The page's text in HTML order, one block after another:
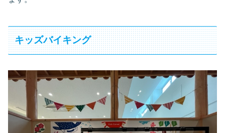
キッズバイキング